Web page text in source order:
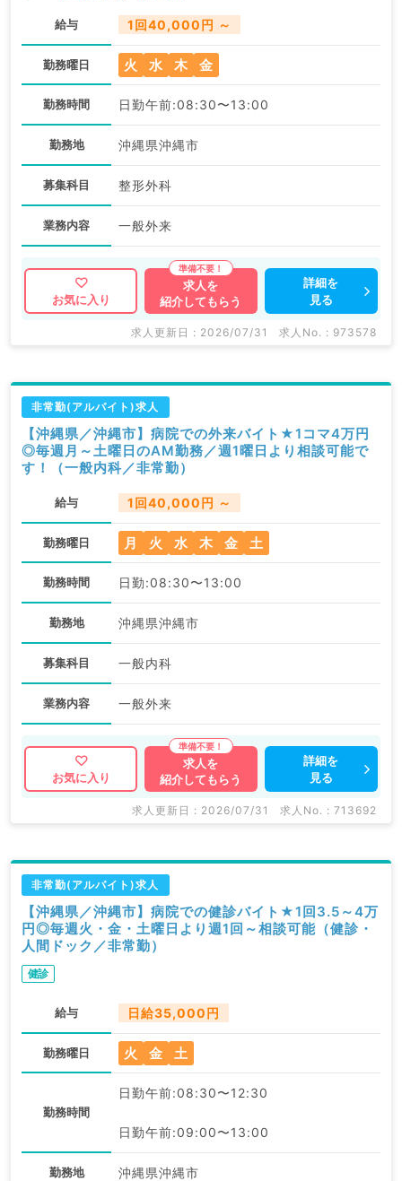
給与 1回40,000円 ～
勤務曜日 火 水 木 金
勤務時間 日勤午前:08:30〜13:00
勤務地 沖縄県沖縄市
募集科目 整形外科
業務内容 一般外来
お気に入り
求人を
紹介してもらう
詳細を
見る
求人更新日 : 2026/07/31 求人No. : 973578
非常勤(アルバイト)求人
【沖縄県／沖縄市】病院での外来バイト★1コマ4万円
◎毎週月～土曜日のAM勤務／週1曜日より相談可能で
す！（一般内科／非常勤）
給与 1回40,000円 ～
勤務曜日 月 火 水 木 金 土
勤務時間 日勤:08:30〜13:00
勤務地 沖縄県沖縄市
募集科目 一般内科
業務内容 一般外来
お気に入り
求人を
紹介してもらう
詳細を
見る
求人更新日 : 2026/07/31 求人No. : 713692
非常勤(アルバイト)求人
【沖縄県／沖縄市】病院での健診バイト★1回3.5～4万
円◎毎週火・金・土曜日より週1回～相談可能（健診・
人間ドック／非常勤）
健診
給与 日給35,000円
勤務曜日 火 金 土
勤務時間
日勤午前:08:30〜12:30
日勤午前:09:00〜13:00
勤務地 沖縄県沖縄市